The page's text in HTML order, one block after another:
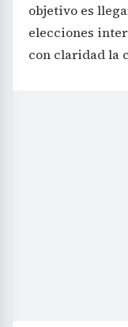
objetivo es
elecciones
con claridad la